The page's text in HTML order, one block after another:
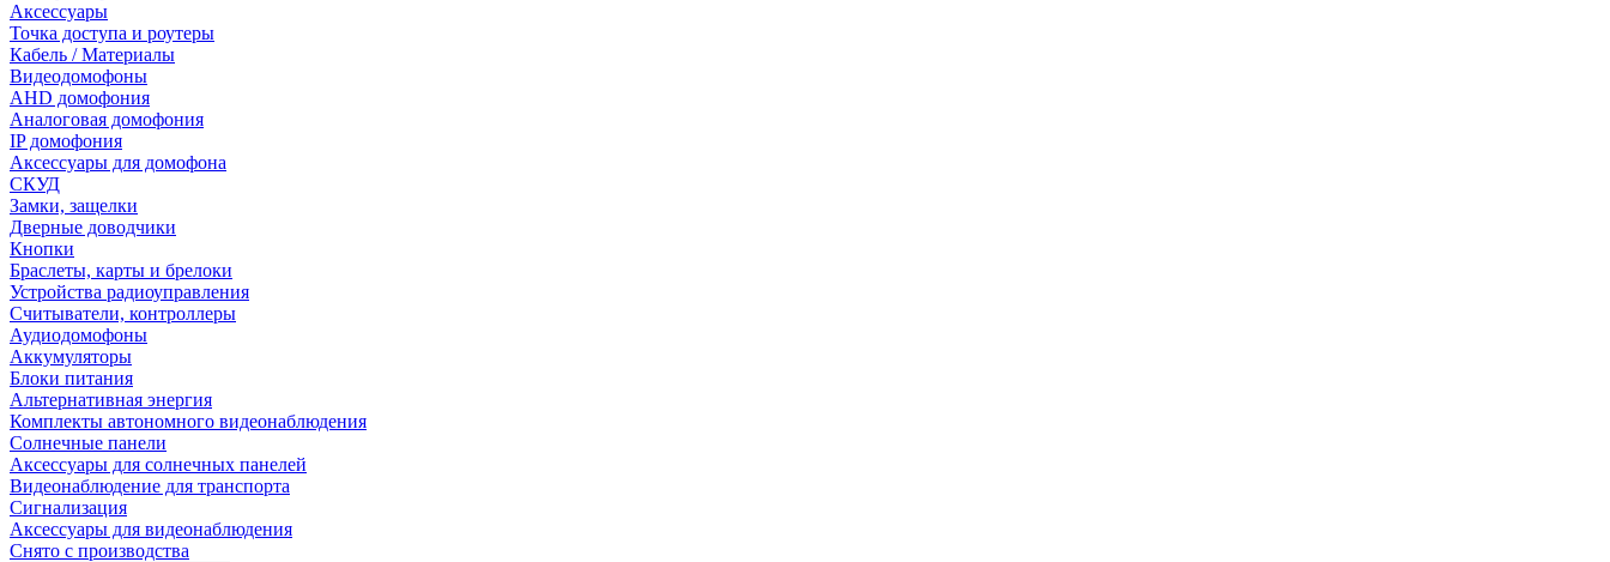
Аксессуары
Точка доступа и роутеры
Кабель / Материалы
Видеодомофоны
AHD домофония
Аналоговая домофония
IP домофония
Аксессуары для домофона
СКУД
Замки, защелки
Дверные доводчики
Кнопки
Браслеты, карты и брелоки
Устройства радиоуправления
Считыватели, контроллеры
Аудиодомофоны
Аккумуляторы
Блоки питания
Альтернативная энергия
Комплекты автономного видеонаблюдения
Солнечные панели
Аксессуары для солнечных панелей
Видеонаблюдение для транспорта
Сигнализация
Аксессуары для видеонаблюдения
Снято с производства